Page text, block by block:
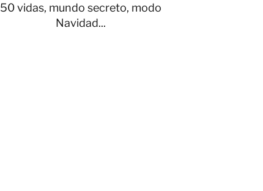
50 vidas, mundo secreto, modo
Navidad...